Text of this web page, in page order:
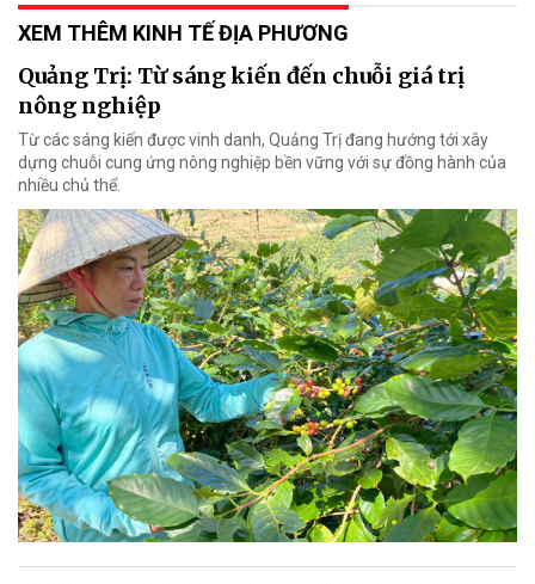
XEM THÊM KINH TẾ ĐỊA PHƯƠNG
Quảng Trị: Từ sáng kiến đến chuỗi giá trị
nông nghiệp
Từ các sáng kiến được vinh danh, Quảng Trị đang hướng tới xây
dựng chuỗi cung ứng nông nghiệp bền vững với sự đồng hành của
nhiều chủ thể.